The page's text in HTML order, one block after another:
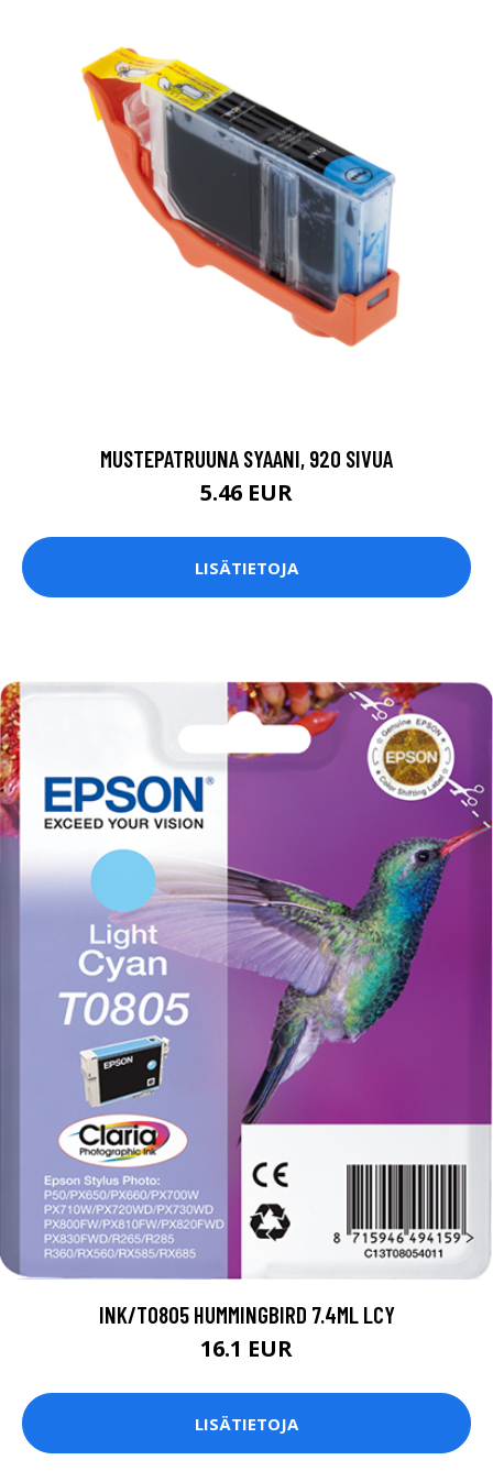
MUSTEPATRUUNA SYAANI, 920 SIVUA
5.46 EUR
LISÄTIETOJA
INK/T0805 HUMMINGBIRD 7.4ML LCY
16.1 EUR
LISÄTIETOJA